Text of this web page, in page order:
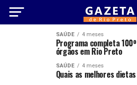
SAÚDE 4 meses
Programa completa
órgãos em Rio Preto
SAÚDE 4 meses
Quais as melhores